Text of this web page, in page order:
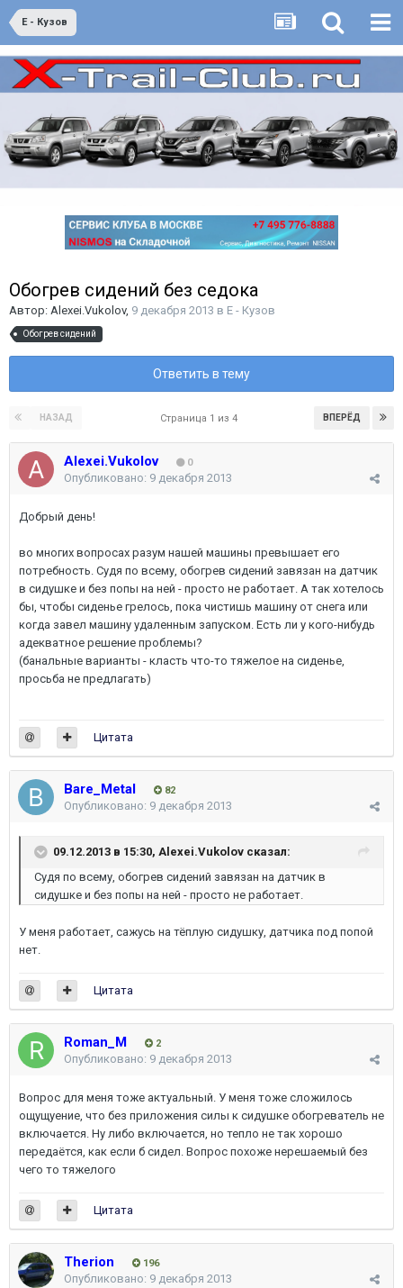
E - Кузов
Обогрев сидений без седока
Автор: Alexei.Vukolov, 9 декабря 2013 в E - Кузов
Обогрев сидений
Ответить в тему
НАЗАД ВПЕРЁД
Страница 1 из 4
Alexei.Vukolov 0
Опубликовано: 9 декабря 2013
Добрый день!
во многих вопросах разум нашей машины превышает его
потребность. Судя по всему, обогрев сидений завязан на датчик
в сидушке и без попы на ней - просто не работает. А так хотелось
бы, чтобы сиденье грелось, пока чистишь машину от снега или
когда завел машину удаленным запуском. Есть ли у кого-нибудь
адекватное решение проблемы?
(банальные варианты - класть что-то тяжелое на сиденье,
просьба не предлагать)
Цитата
Bare_Metal 82
Опубликовано: 9 декабря 2013
09.12.2013 в 15:30, Alexei.Vukolov сказал:
Судя по всему, обогрев сидений завязан на датчик в
сидушке и без попы на ней - просто не работает.
У меня работает, сажусь на тёплую сидушку, датчика под попой
нет.
Цитата
Roman_M 2
Опубликовано: 9 декабря 2013
Вопрос для меня тоже актуальный. У меня тоже сложилось
ощущуение, что без приложения силы к сидушке обогреватель не
включается. Ну либо включается, но тепло не так хорошо
передаётся, как если б сидел. Вопрос похоже нерешаемый без
чего то тяжелого
Цитата
Therion 196
Опубликовано: 9 декабря 2013